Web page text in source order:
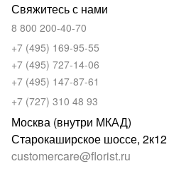
Свяжитесь с нами
8 800 200-40-70
+7 (495) 169-95-55
+7 (495) 727-14-06
+7 (495) 147-87-61
+7 (727) 310 48 93
Москва (внутри МКАД)
Старокаширское шоссе, 2к12
customercare@florist.ru